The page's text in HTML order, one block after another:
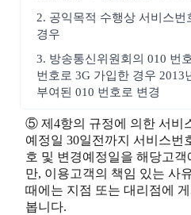
2. 공익목적 수행상 서비스
경우
3. 방송통신위원회의 010 번
번호로 3G 가입한 경우 2013
부여된 010 번호로 변경
⑤ 제4항의 규정에 의한 서비
예정일 30일전까지 서비스번
호 및 변경예정일을 해당고
만, 이용고객의 책임 있는 사
때에는 지점 또는 대리점에
봅니다.